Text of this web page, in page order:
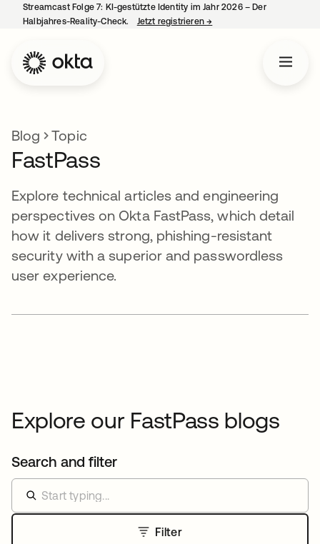
Streamcast Folge 7: KI-gestützte Identity im Jahr 2026 – Der
Halbjahres-Reality-Check.
Jetzt registrieren→
Blog Topic
FastPass
Explore technical articles and engineering
perspectives on Okta FastPass, which detail
how it delivers strong, phishing-resistant
security with a superior and passwordless
user experience.
Explore our FastPass blogs
Search and filter
Filter